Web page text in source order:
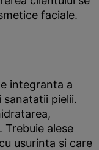
faciale.
integranta a
pielii.
alese
usurinta si care